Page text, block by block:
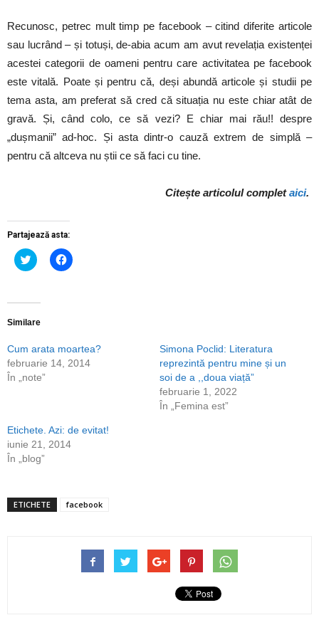
Recunosc, petrec mult timp pe facebook – citind diferite articole
sau lucrând – și totuși, de-abia acum am avut revelația existenței
acestei categorii de oameni pentru care activitatea pe facebook
este vitală. Poate și pentru că, deși abundă articole și studii pe
tema asta, am preferat să cred că situația nu este chiar atât de
gravă. Și, când colo, ce să vezi? E chiar mai rău!! despre
„dușmanii” ad-hoc. Și asta dintr-o cauză extrem de simplă –
pentru că altceva nu știi ce să faci cu tine.
Citește articolul completaici.
Partajează asta:
Dă
clic
pe
deschide
fereastră
nouă)
Dă
clic
fereastră
nouă)
Similare
Cum arata moartea?
februarie 14, 2014
În „note”
Simona Poclid: Literatura
reprezintă pentru mine și un
soi de a ,,doua viață”
februarie 1, 2022
În „Femina est”
Etichete. Azi: de evitat!
iunie 21, 2014
În „blog”
ETICHETE facebook